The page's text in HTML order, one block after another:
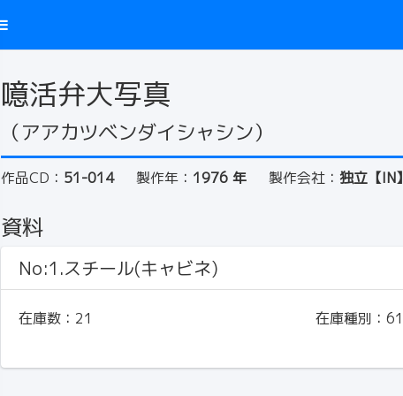
噫活弁大写真
（アアカツベンダイシャシン）
作品CD： 51-014 製作年： 1976 年 製作会社： 独立【IN】
資料
No:1.スチール(キャビネ)
在庫数： 21 在庫種別：61